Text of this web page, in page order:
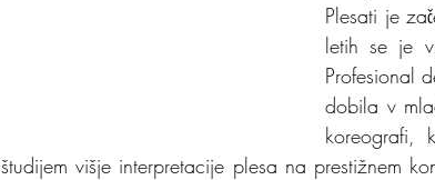
Plesati je
letih se je
Profesional
dobila v
koreografi,
študijem višje interpretacije plesa na prestižnem